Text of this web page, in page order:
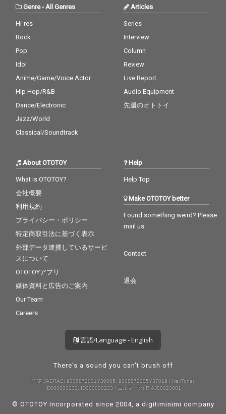
Genre- All Genres
Hi-res
Rock
Pop
Idol
Anime/Game/Voice Actor
Hip Hop/R&B
Dance/Electronic
Jazz/World
Classical/Soundtrack
Articles
Series
Interview
Column
Review
Live Report
Audio Equipment
先週のオトトイ
About OTOTOY
What is OTOTOY?
会社概要
利用規約
プライバシー・ポリシー
特定商取引法に基づく表示
外部データ連携しているサービ
スについて
OTOTOYアプリ
媒体資料と広告のご案内
Our Team
Careers
Help
Help Top
Make OTOTOY better
Found something weird? Please
mail us
Contact
退会
言語/Language - English
There's a sound you can't brush off
許諾 JASRAC: 9008872001Y30005, 9008872005Y37019 / NexTone:
ID000000232, ID000000233 / エルマーク: RIAJ80023001
© OTOTOY Incorporated since 2004, a digitiminimi company